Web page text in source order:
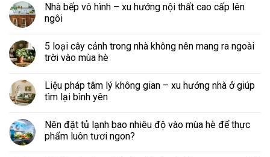
Nhà bếp vô hình – xu hướng nội thất cao cấp lên
ngôi
5 loại cây cảnh trong nhà không nên mang ra ngoài
trời vào mùa hè
Liệu pháp tâm lý không gian – xu hướng nhà ở giúp
tìm lại bình yên
Nên đặt tủ lạnh bao nhiêu độ vào mùa hè để thực
phẩm luôn tươi ngon?